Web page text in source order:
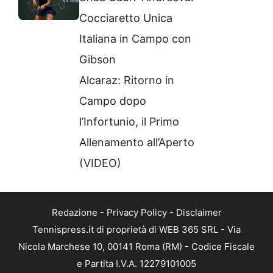
Cocciaretto Unica
Italiana in Campo con
Gibson
Alcaraz: Ritorno in
Campo dopo
l’Infortunio, il Primo
Allenamento all’Aperto
(VIDEO)
Redazione - Privacy Policy- Disclaimer
Tennispress.it di proprietà di WEB 365 SRL - Via
Nicola Marchese 10, 00141 Roma (RM) - Codice Fiscale
e Partita I.V.A. 12279101005